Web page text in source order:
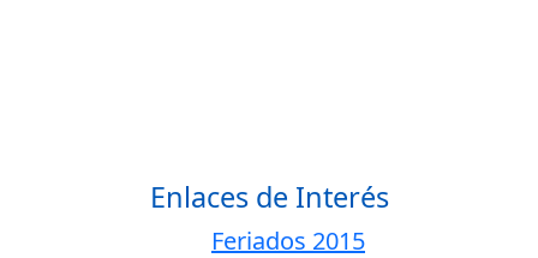
Enlaces de Interés
Feriados 2015